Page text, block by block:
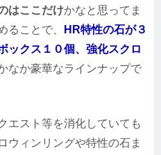
はここだけかなと思ってま
ることで、
HR特性の石が３
ックス１０個、強化スクロ
なか豪華なラインナップで
エスト等を消化していても
ウィンリングや特性の石ま